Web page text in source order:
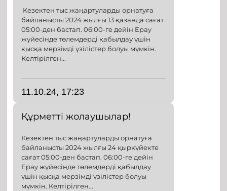
Кезектен тыс жаңартуларды орнатуға
байланысты 2024 жылғы 13 қазанда сағат
05:00-ден бастап. 06:00-ге дейін Epay
жүйесінде төлемдерді қабылдау үшін
қысқа мерзімді үзілістер болуы мүмкін.
Келтірілген...
11.10.24, 17:23
Құрметті жолаушылар!
Кезектен тыс жаңартуларды орнатуға
байланысты 2024 жылғы 24 қыркүйекте
сағат 05:00-ден бастап. 06:00-ге дейін
Epay жүйесінде төлемдерді қабылдау
үшін қысқа мерзімді үзілістер болуы
мүмкін. Келтірілген...